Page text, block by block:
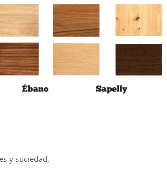
y suciedad.